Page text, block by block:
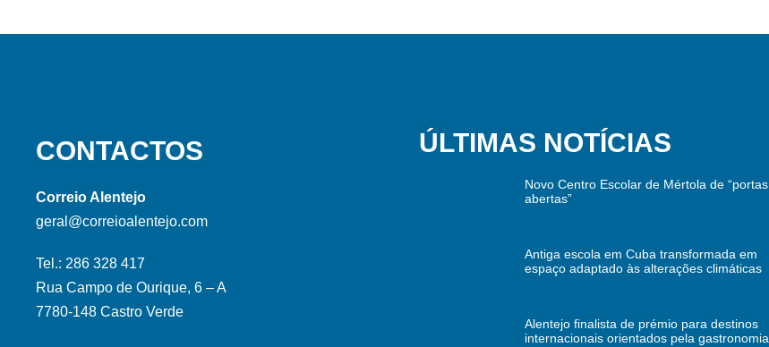
CONTACTOS
Correio Alentejo
geral@correioalentejo.com
Tel.: 286 328 417
Rua Campo de Ourique, 6 – A
7780-148 Castro Verde
ÚLTIMAS NOTÍCIAS
Novo Centro Escolar de Mértola de “portas
abertas”
Antiga escola em Cuba transformada em
espaço adaptado às alterações climáticas
Alentejo finalista de prémio para destinos
internacionais orientados pela gastronomia